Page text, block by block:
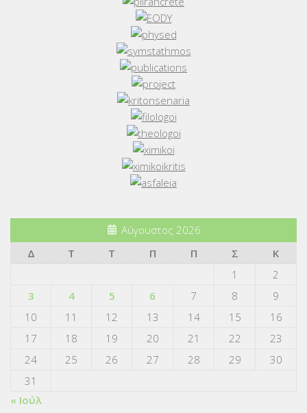
Αύγουστος 2026
Δ
Τ Τ Π Π Σ
Κ
1
2
3
4 5 6 7 8
9
10
11 12 13 14 15
16
17
18 19 20 21 22
23
24
25 26 27 28 29
30
31
« Ιούλ